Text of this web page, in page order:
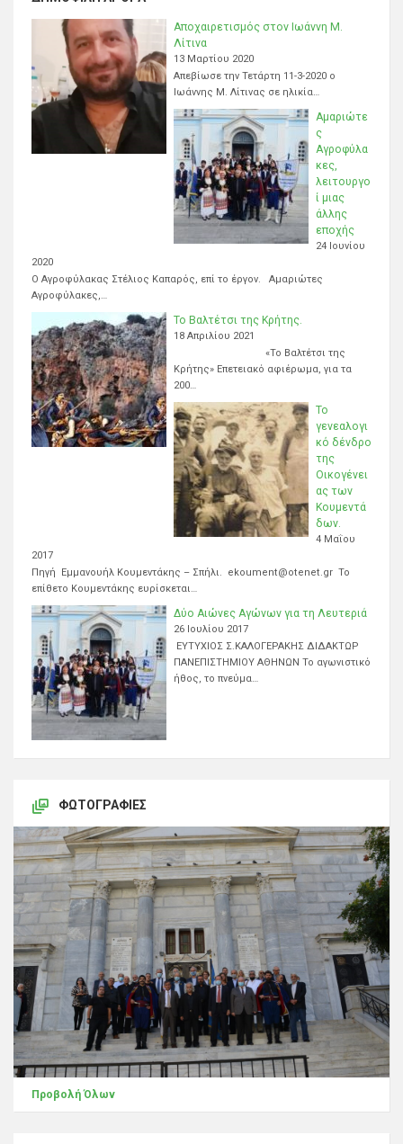
Αποχαιρετισμός στον Ιωάννη Μ.
Λίτινα
13 Μαρτίου 2020
Απεβίωσε την Τετάρτη 11-3-2020 ο
Ιωάννης Μ. Λίτινας σε ηλικία…
Αμαριώτε
ς
Αγροφύλα
κες,
λειτουργο
ί μιας
άλλης
εποχής
24 Ιουνίου
2020
Ο Αγροφύλακας Στέλιος Καπαρός, επί το έργον. Αμαριώτες
Αγροφύλακες,…
Το Βαλτέτσι της Κρήτης.
18 Απριλίου 2021
«Το Βαλτέτσι της
Κρήτης» Επετειακό αφιέρωμα, για τα
200…
Το
γενεαλογι
κό δένδρο
της
Οικογένει
ας των
Κουμεντά
δων.
4 Μαΐου
2017
Πηγή Εμμανουήλ Κουμεντάκης – Σπήλι. ekoument@otenet.gr Το
επίθετο Κουμεντάκης ευρίσκεται…
Δύο Αιώνες Αγώνων για τη Λευτεριά
26 Ιουλίου 2017
ΕΥΤΥΧΙΟΣ Σ.ΚΑΛΟΓΕΡΑΚΗΣ ΔΙΔΑΚΤΩΡ
ΠΑΝΕΠΙΣΤΗΜΙΟΥ ΑΘΗΝΩΝ Το αγωνιστικό
ήθος, το πνεύμα…
ΦΩΤΟΓΡΑΦΊΕΣ
Προβολή Όλων